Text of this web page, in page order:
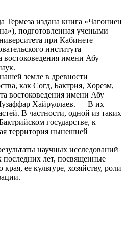
Термеза издана книга «Чагониен
подготовленная учеными
при Кабинете
института
востоковедения имени Абу
земле в древности
как Согд, Бактрия, Хорезм,
востоковедения имени Абу
Хайруллаев. — В их
В частности, одной из таких
государстве, к
территория нынешней
научных исследований
последних лет, посвященные
ее культуре, хозяйству, роли